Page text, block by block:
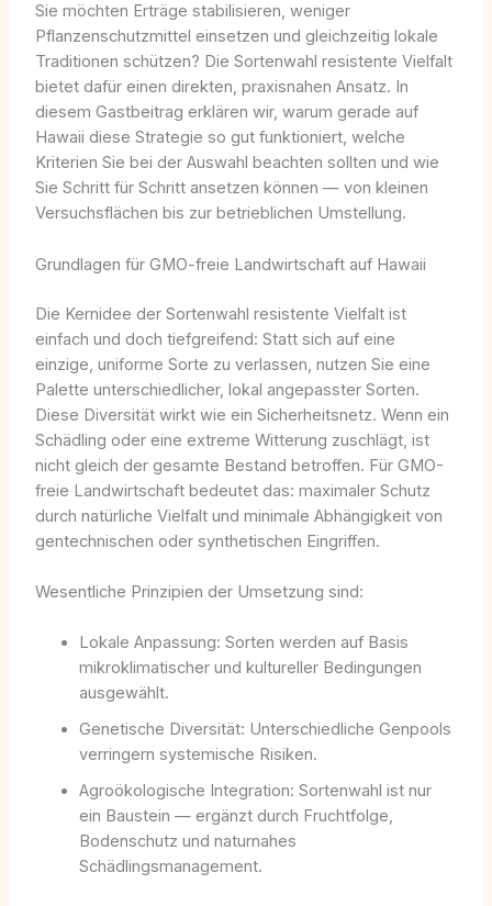
Sie möchten Erträge stabilisieren, weniger
Pflanzenschutzmittel einsetzen und gleichzeitig lokale
Traditionen schützen? Die Sortenwahl resistente Vielfalt
bietet dafür einen direkten, praxisnahen Ansatz. In
diesem Gastbeitrag erklären wir, warum gerade auf
Hawaii diese Strategie so gut funktioniert, welche
Kriterien Sie bei der Auswahl beachten sollten und wie
Sie Schritt für Schritt ansetzen können — von kleinen
Versuchsflächen bis zur betrieblichen Umstellung.
Grundlagen für GMO-freie Landwirtschaft auf Hawaii
Die Kernidee der Sortenwahl resistente Vielfalt ist
einfach und doch tiefgreifend: Statt sich auf eine
einzige, uniforme Sorte zu verlassen, nutzen Sie eine
Palette unterschiedlicher, lokal angepasster Sorten.
Diese Diversität wirkt wie ein Sicherheitsnetz. Wenn ein
Schädling oder eine extreme Witterung zuschlägt, ist
nicht gleich der gesamte Bestand betroffen. Für GMO-
freie Landwirtschaft bedeutet das: maximaler Schutz
durch natürliche Vielfalt und minimale Abhängigkeit von
gentechnischen oder synthetischen Eingriffen.
Wesentliche Prinzipien der Umsetzung sind:
Lokale Anpassung: Sorten werden auf Basis
mikroklimatischer und kultureller Bedingungen
ausgewählt.
Genetische Diversität: Unterschiedliche Genpools
verringern systemische Risiken.
Agroökologische Integration: Sortenwahl ist nur
ein Baustein — ergänzt durch Fruchtfolge,
Bodenschutz und naturnahes
Schädlingsmanagement.